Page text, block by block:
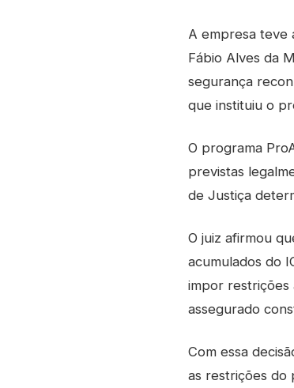
A empresa teve
Fábio Alves da
segurança
que instituiu o
O programa
previstas
de Justiça
O juiz afirmou
acumulados do
impor restrições
assegurado
Com essa
as restrições do